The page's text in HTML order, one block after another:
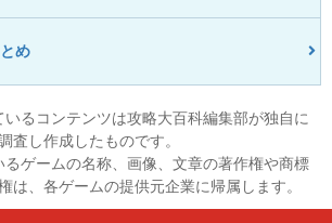
め
るコンテンツは攻略大百科編集部が独自に
査し作成したものです。
ゲームの名称、画像、文章の著作権や商標
は、各ゲームの提供元企業に帰属します。